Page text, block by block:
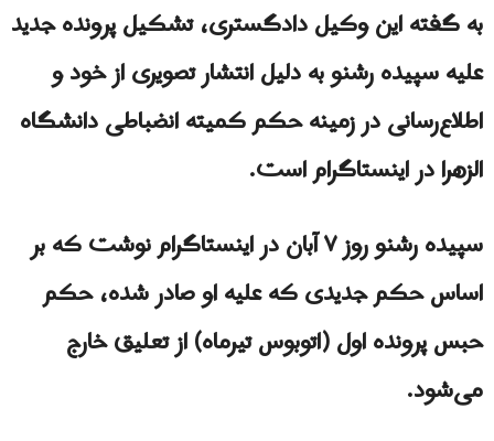
به گفته این وکیل دادگستری، تشکیل پرونده جدید
علیه سپیده رشنو به‌ دلیل انتشار تصویری از خود و
اطلاع‌رسانی در زمینه حکم کمیته انضباطی دانشگاه
الزهرا در اینستاگرام است.
سپیده رشنو روز ۷ آبان در اینستاگرام نوشت که بر
اساس حکم جدیدی که علیه او صادر شده، حکم
حبس پرونده اول (اتوبوس تیرماه) از تعلیق خارج
می‌شود.